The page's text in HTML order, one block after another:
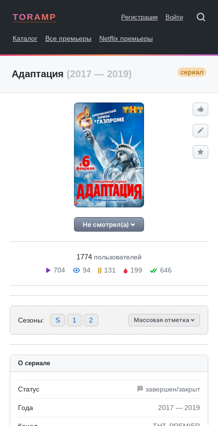
TORAMP Регистрация Войти
Каталог Все премьеры Netflix премьеры
Адаптация (2017 — 2019) сериал
Не смотрел(а)
1774 пользователей
704
94 131 199 646
Сезоны: S 1 2 Массовая отметка
О сериале
Статус 🏁 завершен/закрыт
Года 2017 — 2019